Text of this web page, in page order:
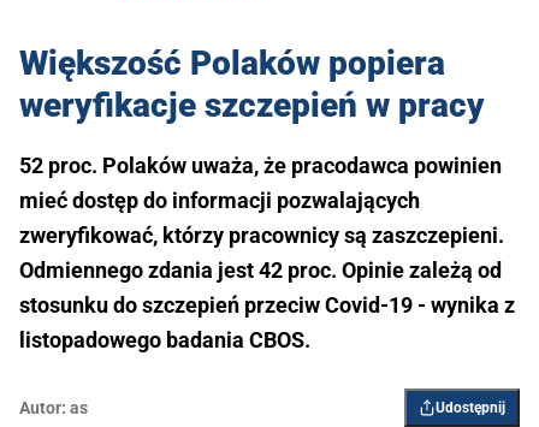
Większość Polaków popiera
weryfikacje szczepień w pracy
52 proc. Polaków uważa, że pracodawca powinien
mieć dostęp do informacji pozwalających
zweryfikować, którzy pracownicy są zaszczepieni.
Odmiennego zdania jest 42 proc. Opinie zależą od
stosunku do szczepień przeciw Covid-19 - wynika z
listopadowego badania CBOS.
Autor: as Udostępnij